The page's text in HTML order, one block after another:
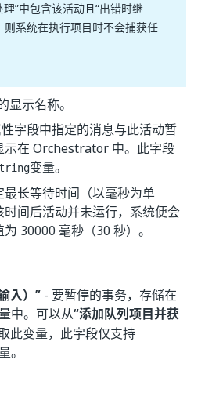
”中包含该活动且“出错时继
则系统在执行项目时不会捕获任
显示名称。
字段中指定的消息与此活动暂
示在 Orchestrator 中。此字段
变量。
最长等待时间（以毫秒为单
间后活动并未运行，系统便会
30000 毫秒（30 秒）。
入）” - 要暂停的事务，存储在
中。可以从“添加队列项目并获
此变量，此字段仅支持
。